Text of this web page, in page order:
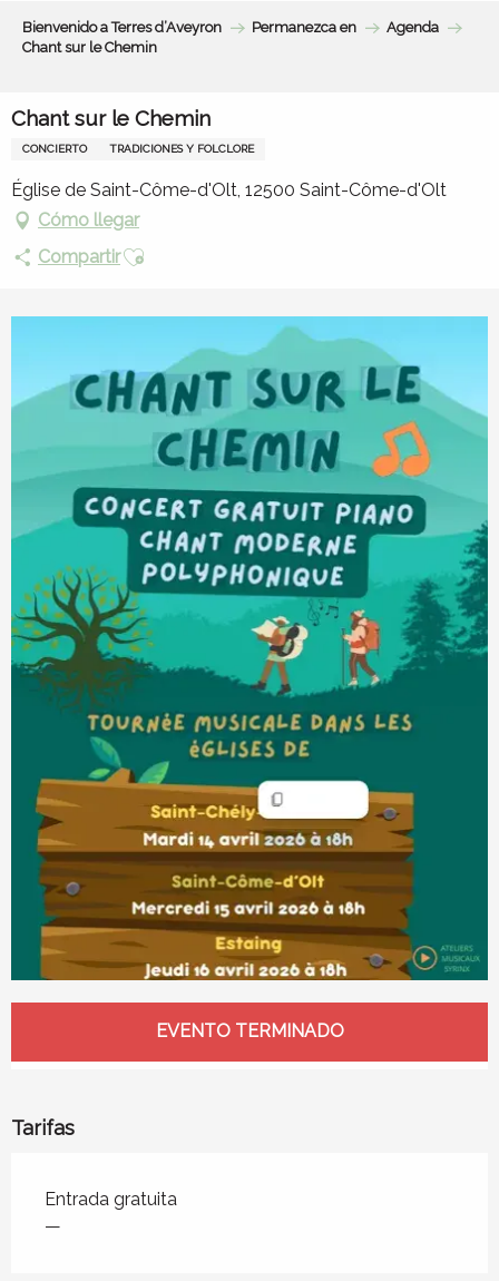
Bienvenido a Terres d’Aveyron Permanezca en
Agenda
Chant sur le Chemin
Chant sur le Chemin
CONCIERTO TRADICIONES Y FOLCLORE
Église de Saint-Côme-d'Olt, 12500 Saint-Côme-d'Olt
Cómo llegar
CompartirAjouter aux favoris
Horarios y datos de contacto
EVENTO TERMINADO
Tarifas
Tarifas 2026
Entrada gratuita
—